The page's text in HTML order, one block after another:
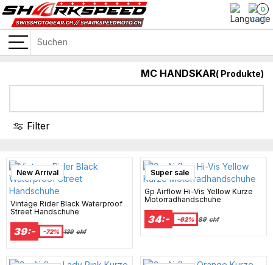
0
MC HANDSKAR( Produkte)
Filter
Campaign
Best Seller
New Arrival
Vintage Rider Black Waterproof
Street Handschuhe
39:- -72% 139 chf
Super sale
Gp Airflow Hi-Vis Yellow Kurze
Motorradhandschuhe
34:- -62% 89 chf